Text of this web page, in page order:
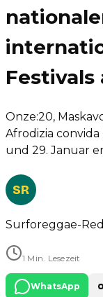
Festivals
Onze:20,
Afrodizia
und 29. Januar
SR
Surforeggae-
1 Min. Lesezeit
WhatsApp